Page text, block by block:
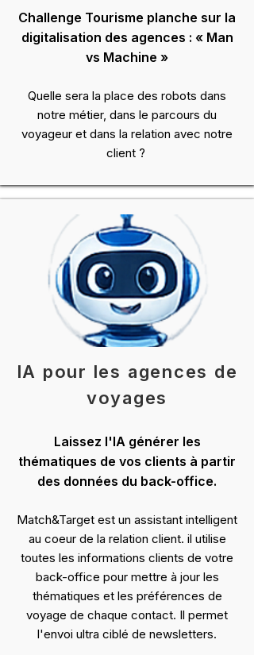
Challenge Tourisme planche sur la
digitalisation des agences : « Man
vs Machine »
Quelle sera la place des robots dans
notre métier, dans le parcours du
voyageur et dans la relation avec notre
client ?
​IA pour les agences de
voyages
Laissez l'IA générer les
thématiques de vos clients à partir
des données du back-office.
Match&Target est un assistant intelligent
au coeur de la relation client. il utilise
toutes les informations clients de votre
back-office pour mettre à jour les
thématiques et les préférences de
voyage de chaque contact. Il permet
l'envoi ultra ciblé de newsletters.